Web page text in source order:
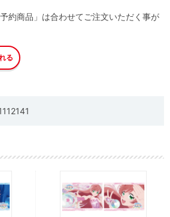
約商品」は合わせてご注文いただく事が